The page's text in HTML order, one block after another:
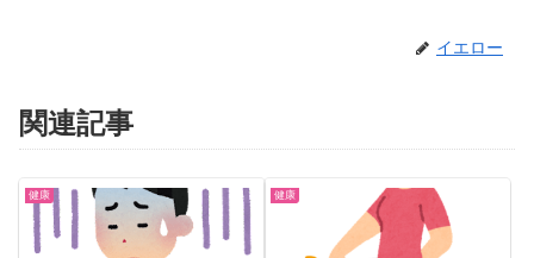
イエロー
関連記事
健康 健康